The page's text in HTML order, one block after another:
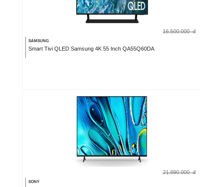
16.500.000 đ
SAMSUNG
Smart Tivi QLED Samsung 4K 55 Inch QA55Q60DA
21.890.000 đ
SONY